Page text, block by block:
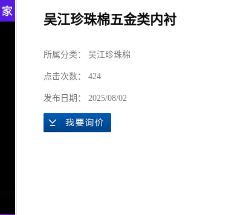
吴江珍珠棉五金类内衬
所属分类： 吴江珍珠棉
点击次数： 424
发布日期： 2025/08/02